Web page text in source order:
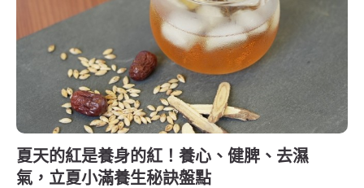
夏天的紅是養身的紅！養心、健脾、去濕
氣，立夏小滿養生秘訣盤點